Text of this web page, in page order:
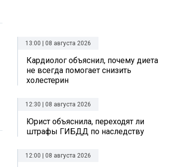
13:00 | 08 августа 2026
Кардиолог объяснил, почему диета
не всегда помогает снизить
холестерин
12:30 | 08 августа 2026
Юрист объяснила, переходят ли
штрафы ГИБДД по наследству
12:00 | 08 августа 2026